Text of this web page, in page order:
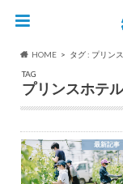
HOME
タグ : プリン
TAG
プリンスホテル
最新記事